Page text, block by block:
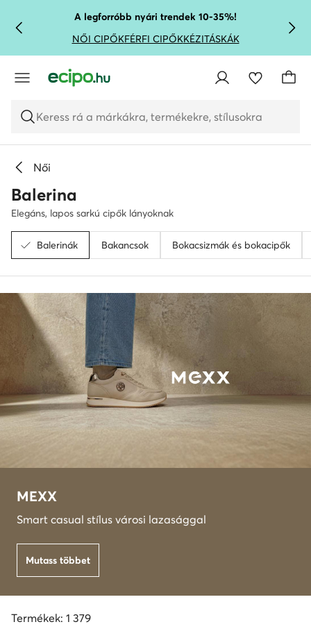
UGRÁS A FŐ TARTALOMRA
UGRÁS A KERESÉSHEZA legforróbb nyári trendek 10-35%!
NŐI CIPŐKFÉRFI CIPŐKKÉZITÁSKÁK
Keress rá a márkákra, termékekre, stílusokra
Női
Balerina
Elegáns, lapos sarkú cipők lányoknak
Balerinák Bakancsok Bokacsizmák és bokacipők
MEXX
Smart casual stílus városi lazasággal
Mutass többet
Termékek: 1 379